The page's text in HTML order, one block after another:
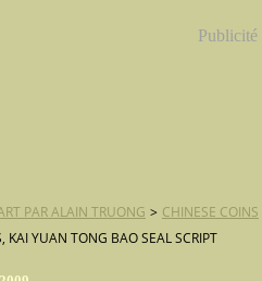
Publicité
PAR ALAIN TRUONG > CHINESE COINS
KAI YUAN TONG BAO SEAL SCRIPT